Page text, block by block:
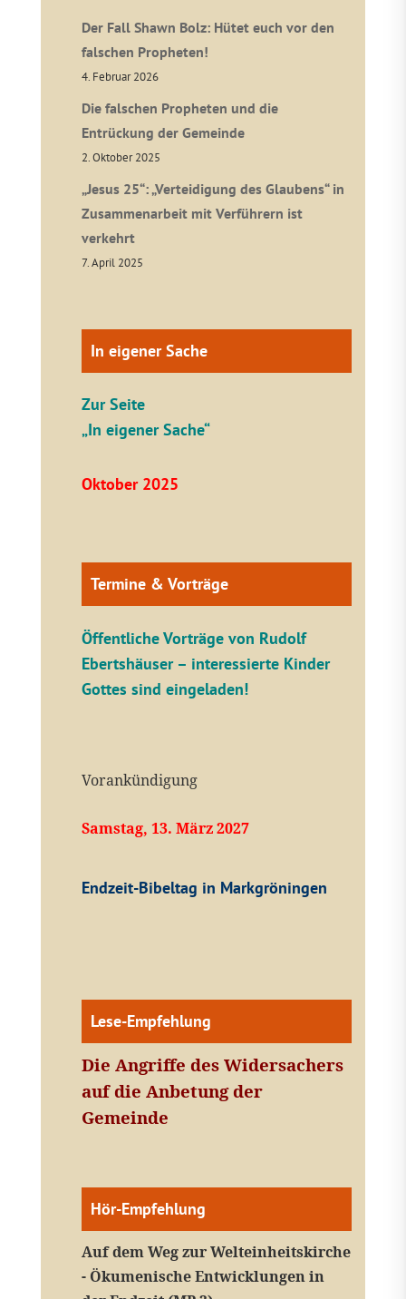
Der Fall Shawn Bolz: Hütet euch vor den
falschen Propheten!
4. Februar 2026
Die falschen Propheten und die
Entrückung der Gemeinde
2. Oktober 2025
„Jesus 25“: „Verteidigung des Glaubens“ in
Zusammenarbeit mit Verführern ist
verkehrt
7. April 2025
In eigener Sache
Zur Seite
„In eigener Sache“
Oktober 2025
Termine & Vorträge
Öffentliche Vorträge von Rudolf
Ebertshäuser – interessierte Kinder
Gottes sind eingeladen!
Vorankündigung
Samstag, 13. März 2027
Endzeit-Bibeltag in Markgröningen
Lese-Empfehlung
Die Angriffe des Widersachers
auf die Anbetung der
Gemeinde
Hör-Empfehlung
Auf dem Weg zur Welteinheitskirche
- Ökumenische Entwicklungen in